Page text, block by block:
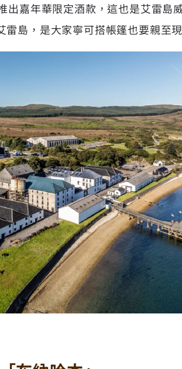
出嘉年華限定酒款，這也是艾雷島
島，是大家寧可搭帳篷也要親至